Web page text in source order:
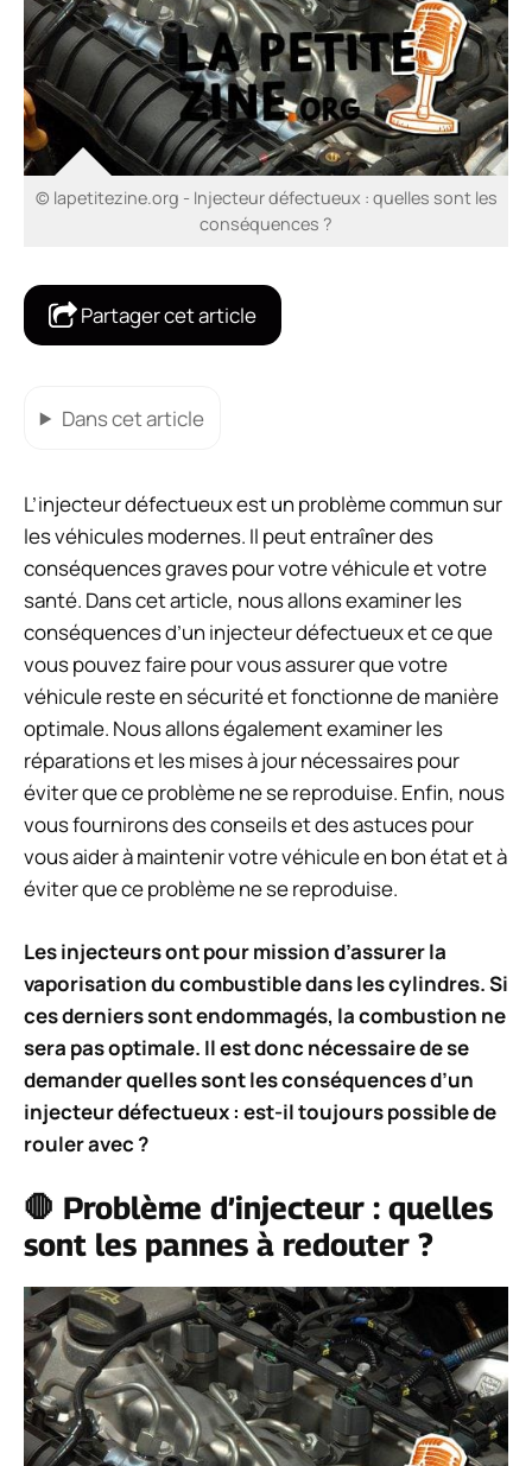
© lapetitezine.org - Injecteur défectueux : quelles sont les
conséquences ?
Partager cet article
Dans cet article
L’injecteur défectueux est un problème commun sur
les véhicules modernes. Il peut entraîner des
conséquences graves pour votre véhicule et votre
santé. Dans cet article, nous allons examiner les
conséquences d’un injecteur défectueux et ce que
vous pouvez faire pour vous assurer que votre
véhicule reste en sécurité et fonctionne de manière
optimale. Nous allons également examiner les
réparations et les mises à jour nécessaires pour
éviter que ce problème ne se reproduise. Enfin, nous
vous fournirons des conseils et des astuces pour
vous aider à maintenir votre véhicule en bon état et à
éviter que ce problème ne se reproduise.
Les injecteurs ont pour mission d’assurer la
vaporisation du combustible dans les cylindres. Si
ces derniers sont endommagés, la combustion ne
sera pas optimale. Il est donc nécessaire de se
demander quelles sont les conséquences d’un
injecteur défectueux : est-il toujours possible de
rouler avec ?
🛑 Problème d’injecteur : quelles
sont les pannes à redouter ?